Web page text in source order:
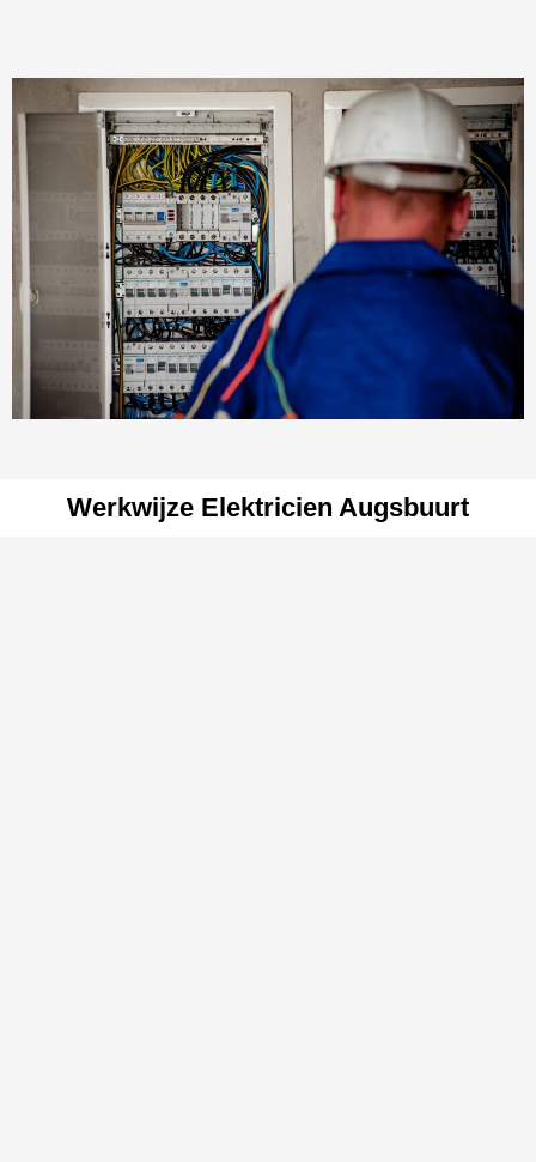
Werkwijze Elektricien Augsbuurt